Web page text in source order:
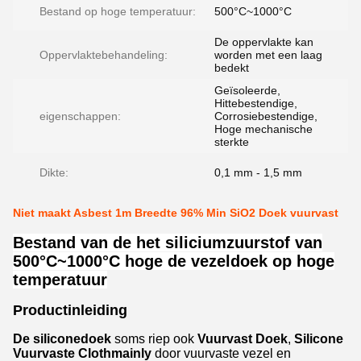
Bestand op hoge temperatuur: 500°C~1000°C
Oppervlaktebehandeling:
De oppervlakte kan
worden met een laag
bedekt
eigenschappen:
Geïsoleerde,
Hittebestendige,
Corrosiebestendige,
Hoge mechanische
sterkte
Dikte: 0,1 mm - 1,5 mm
Niet maakt Asbest 1m Breedte 96% Min SiO2 Doek vuurvast
Bestand van de het siliciumzuurstof van
500°C~1000°C hoge de vezeldoek op hoge
temperatuur
Productinleiding
De siliconedoek soms riep ook Vuurvast Doek, Silicone
Vuurvaste Clothmainly door vuurvaste vezel en